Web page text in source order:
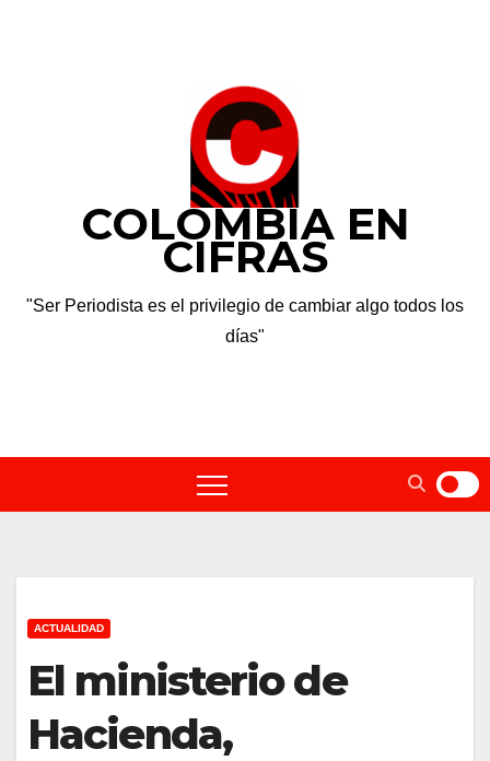
COLOMBIA EN
CIFRAS
"Ser Periodista es el privilegio de cambiar algo todos los
días"
ACTUALIDAD
El ministerio de
Hacienda,